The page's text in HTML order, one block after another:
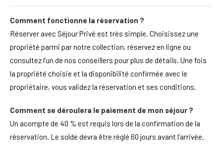
Comment fonctionne la réservation ?
Réserver avec Séjour Privé est très simple. Choisissez une
propriété parmi par notre collection, réservez en ligne ou
consultez l’un de nos conseillers pour plus de détails. Une fois
la propriété choisie et la disponibilité confirmée avec le
propriétaire, vous validez la réservation et ses conditions.
Comment se déroulera le paiement de mon séjour ?
Un acompte de 40 % est requis lors de la confirmation de la
réservation. Le solde devra être réglé 60 jours avant l’arrivée.